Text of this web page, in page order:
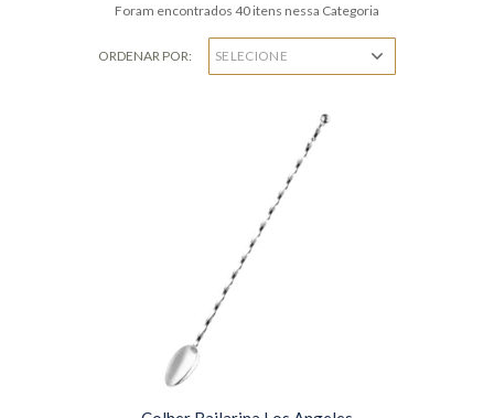
Foram encontrados 40 itens nessa Categoria
ORDENAR POR: